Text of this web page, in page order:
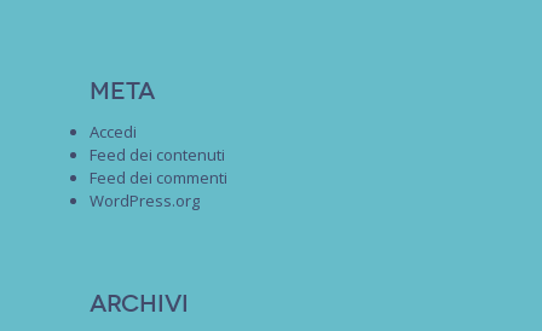
Meta
Accedi
Feed dei contenuti
Feed dei commenti
WordPress.org
Archivi